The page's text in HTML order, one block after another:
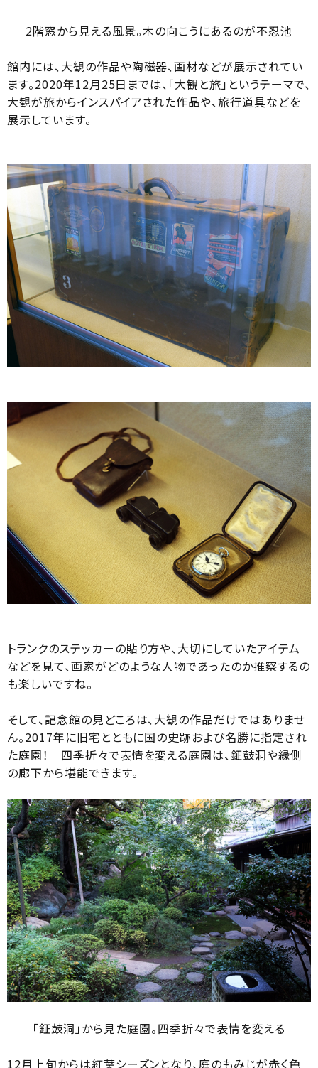
2階窓から見える風景。木の向こうにあるのが不忍池
館内には、大観の作品や陶磁器、画材などが展示されてい
ます。2020年12月25日までは、「大観と旅」というテーマで、
大観が旅からインスパイアされた作品や、旅行道具などを
展示しています。
トランクのステッカーの貼り方や、大切にしていたアイテム
などを見て、画家がどのような人物であったのか推察するの
も楽しいですね。
そして、記念館の見どころは、大観の作品だけではありませ
ん。2017年に旧宅とともに国の史跡および名勝に指定され
た庭園！ 四季折々で表情を変える庭園は、鉦鼓洞や縁側
の廊下から堪能できます。
「鉦鼓洞」から見た庭園。四季折々で表情を変える
12月上旬からは紅葉シーズンとなり、庭のもみじが赤く色